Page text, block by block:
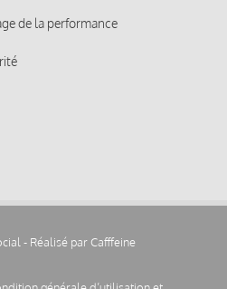
de la performance
- Réalisé par Cafffeine